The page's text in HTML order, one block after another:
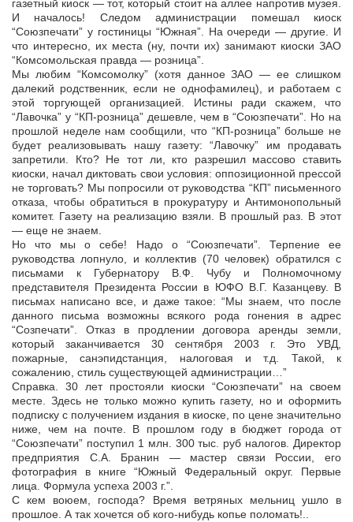
газетный киоск — тот, который стоит на аллее напротив музея.
И началось! Следом администрации помешал киоск
“Союзпечати” у гостиницы “Южная”. На очереди — другие. И
что интересно, их места (ну, почти их) занимают киоски ЗАО
“Комсомольская правда — розница”.
Мы любим “Комсомолку” (хотя данное ЗАО — ее слишком
далекий родственник, если не однофамилец), и работаем с
этой торгующей организацией. Истины ради скажем, что
“Лавочка” у “КП-розница” дешевле, чем в “Союзпечати”. Но на
прошлой неделе нам сообщили, что “КП-розница” больше не
будет реализовывать нашу газету: “Лавочку” им продавать
запретили. Кто? Не тот ли, кто разрешил массово ставить
киоски, начал диктовать свои условия: оппозиционной прессой
не торговать? Мы попросили от руководства “КП” письменного
отказа, чтобы обратиться в прокуратуру и Антимонопольный
комитет. Газету на реализацию взяли. В прошлый раз. В этот
— еще не знаем.
Но что мы о себе! Надо о “Союзпечати”. Терпение ее
руководства лопнуло, и коллектив (70 человек) обратился с
письмами к Губернатору В.Ф. Чубу и Полномочному
представителя Президента России в ЮФО В.Г. Казанцеву. В
письмах написано все, и даже такое: “Мы знаем, что после
данного письма возможны всякого рода гонения в адрес
“Созпечати”. Отказ в продлении договора аренды земли,
который заканчивается 30 сентября 2003 г. Это УВД,
пожарные, санэпидстанция, налоговая и т.д. Такой, к
сожалению, стиль существующей администрации…”
Справка. 30 лет простояли киоски “Союзпечати” на своем
месте. Здесь не только можно купить газету, но и оформить
подписку с получением издания в киоске, по цене значительно
ниже, чем на почте. В прошлом году в бюджет города от
“Союзпечати” поступил 1 млн. 300 тыс. руб налогов. Директор
предприятия С.А. Бранин — мастер связи России, его
фотография в книге “Южный Федеральный округ. Первые
лица. Формула успеха 2003 г.”.
С кем воюем, господа? Время ветряных мельниц ушло в
прошлое. А так хочется об кого-нибудь копье поломать!..